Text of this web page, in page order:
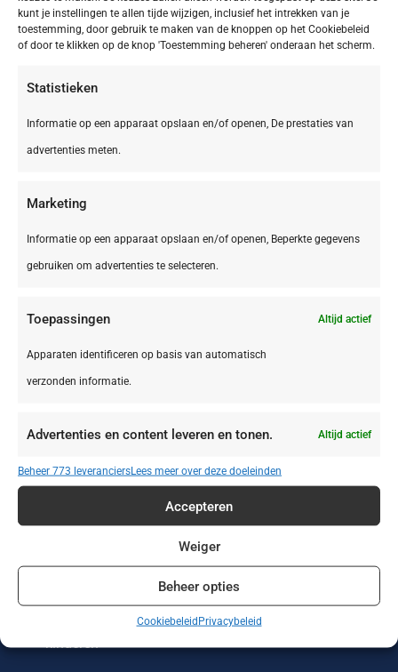
kunt je instellingen te allen tijde wijzigen, inclusief het intrekken van je
toestemming, door gebruik te maken van de knoppen op het Cookiebeleid
of door te klikken op de knop 'Toestemming beheren' onderaan het scherm.
Statistieken
Informatie op een apparaat opslaan en/of openen, De prestaties van
advertenties meten.
Marketing
Informatie op een apparaat opslaan en/of openen, Beperkte gegevens
gebruiken om advertenties te selecteren.
Toepassingen Altijd actief
Apparaten identificeren op basis van automatisch
verzonden informatie.
Advertenties en content leveren en tonen. Altijd actief
Beheer 773 leveranciersLees meer over deze doeleinden
Accepteren
Weiger
Beheer opties
CookiebeleidPrivacybeleid
Zonvakanties
Vakantiehuizen
Stedentrips
kinderen
Safari